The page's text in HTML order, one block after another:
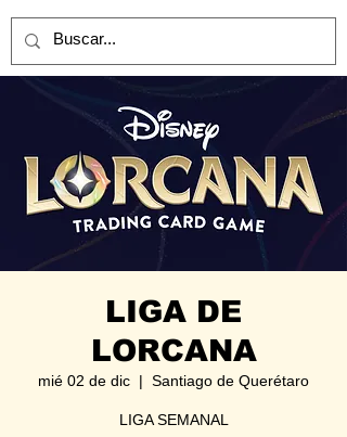
LIGA DE
LORCANA
mié 02 de dic
  |
Santiago de Querétaro
LIGA SEMANAL